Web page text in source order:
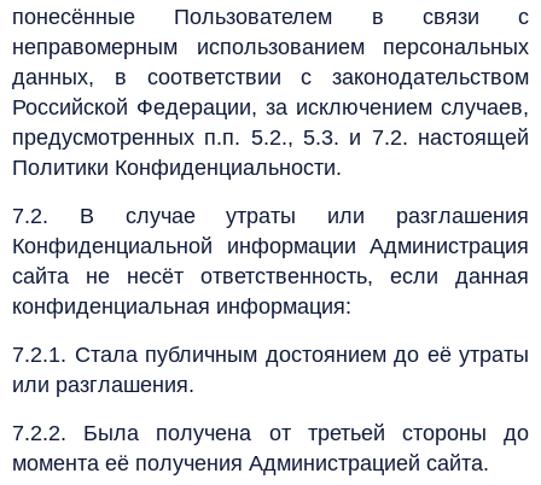
понесённые Пользователем в связи с
неправомерным использованием персональных
данных, в соответствии с законодательством
Российской Федерации, за исключением случаев,
предусмотренных п.п. 5.2., 5.3. и 7.2. настоящей
Политики Конфиденциальности.
7.2. В случае утраты или разглашения
Конфиденциальной информации Администрация
сайта не несёт ответственность, если данная
конфиденциальная информация:
7.2.1. Стала публичным достоянием до её утраты
или разглашения.
7.2.2. Была получена от третьей стороны до
момента её получения Администрацией сайта.